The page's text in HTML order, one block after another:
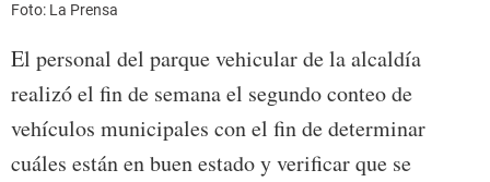
Foto: La Prensa
El personal del parque vehicular de la alcaldía
realizó el fin de semana el segundo conteo de
vehículos municipales con el fin de determinar
cuáles están en buen estado y verificar que se